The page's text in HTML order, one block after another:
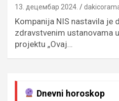
13. децембар 2024.
Kompanija NIS nastavila je
zdravstvenim ustanovama
projektu „Ovaj…
Dnevni horoskop